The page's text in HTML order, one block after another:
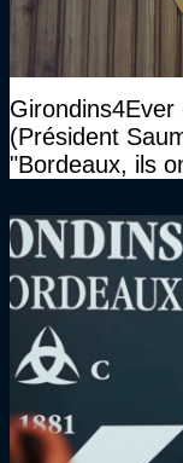
(Président
"Bordeaux, ils